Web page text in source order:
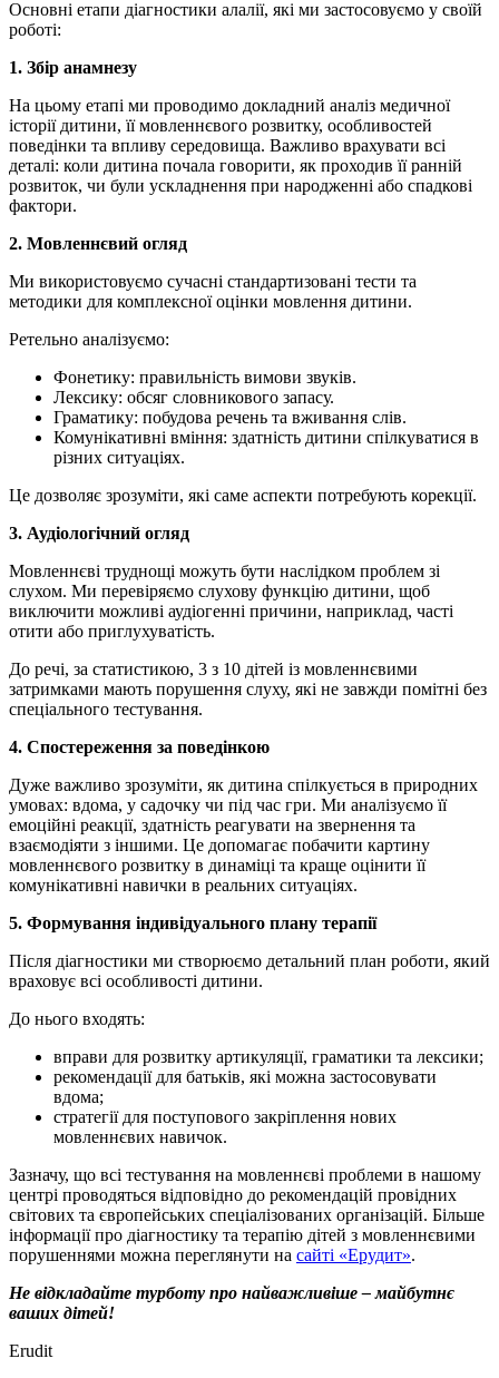
Основні етапи діагностики алалії, які ми застосовуємо у своїй
роботі:
1. Збір анамнезу
На цьому етапі ми проводимо докладний аналіз медичної
історії дитини, її мовленнєвого розвитку, особливостей
поведінки та впливу середовища. Важливо врахувати всі
деталі: коли дитина почала говорити, як проходив її ранній
розвиток, чи були ускладнення при народженні або спадкові
фактори.
2. Мовленнєвий огляд
Ми використовуємо сучасні стандартизовані тести та
методики для комплексної оцінки мовлення дитини.
Ретельно аналізуємо:
Фонетику: правильність вимови звуків.
Лексику: обсяг словникового запасу.
Граматику: побудова речень та вживання слів.
Комунікативні вміння: здатність дитини спілкуватися в
різних ситуаціях.
Це дозволяє зрозуміти, які саме аспекти потребують корекції.
3. Аудіологічний огляд
Мовленнєві труднощі можуть бути наслідком проблем зі
слухом. Ми перевіряємо слухову функцію дитини, щоб
виключити можливі аудіогенні причини, наприклад, часті
отити або приглухуватість.
До речі, за статистикою, 3 з 10 дітей із мовленнєвими
затримками мають порушення слуху, які не завжди помітні без
спеціального тестування.
4. Спостереження за поведінкою
Дуже важливо зрозуміти, як дитина спілкується в природних
умовах: вдома, у садочку чи під час гри. Ми аналізуємо її
емоційні реакції, здатність реагувати на звернення та
взаємодіяти з іншими. Це допомагає побачити картину
мовленнєвого розвитку в динаміці та краще оцінити її
комунікативні навички в реальних ситуаціях.
5. Формування індивідуального плану терапії
Після діагностики ми створюємо детальний план роботи, який
враховує всі особливості дитини.
До нього входять:
вправи для розвитку артикуляції, граматики та лексики;
рекомендації для батьків, які можна застосовувати
вдома;
стратегії для поступового закріплення нових
мовленнєвих навичок.
Зазначу, що всі тестування на мовленнєві проблеми в нашому
центрі проводяться відповідно до рекомендацій провідних
світових та європейських спеціалізованих організацій. Більше
інформації про діагностику та терапію дітей з мовленнєвими
порушеннями можна переглянути на сайті «Ерудит».
Не відкладайте турботу про найважливіше – майбутнє
ваших дітей!
Erudit